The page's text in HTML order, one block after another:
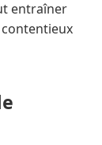
entraîner